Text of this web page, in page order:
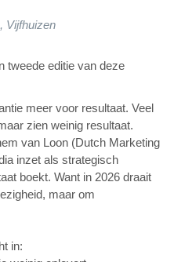
Vijfhuizen
tweede editie van deze
meer voor resultaat. Veel
zien weinig resultaat.
van Loon (Dutch Marketing
inzet als strategisch
boekt. Want in 2026 draait
maar om
in: